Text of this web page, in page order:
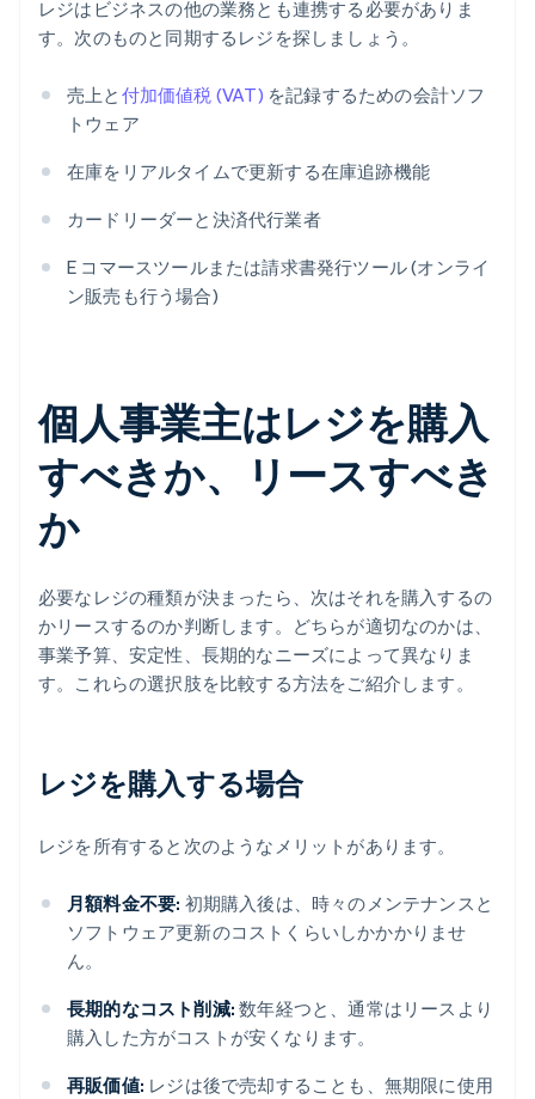
レジはビジネスの他の業務とも連携する必要がありま
す。次のものと同期するレジを探しましょう。
売上と 付加価値税 (VAT) を記録するための会計ソフ
トウェア
在庫をリアルタイムで更新する在庫追跡機能
カードリーダーと決済代行業者
E コマースツールまたは請求書発行ツール (オンライ
ン販売も行う場合)
個人事業主はレジを購入
すべきか、リースすべき
か
必要なレジの種類が決まったら、次はそれを購入するの
かリースするのか判断します。どちらが適切なのかは、
事業予算、安定性、長期的なニーズによって異なりま
す。これらの選択肢を比較する方法をご紹介します。
レジを購入する場合
レジを所有すると次のようなメリットがあります。
月額料金不要: 初期購入後は、時々のメンテナンスと
ソフトウェア更新のコストくらいしかかかりませ
ん。
長期的なコスト削減: 数年経つと、通常はリースより
購入した方がコストが安くなります。
再販価値: レジは後で売却することも、無期限に使用